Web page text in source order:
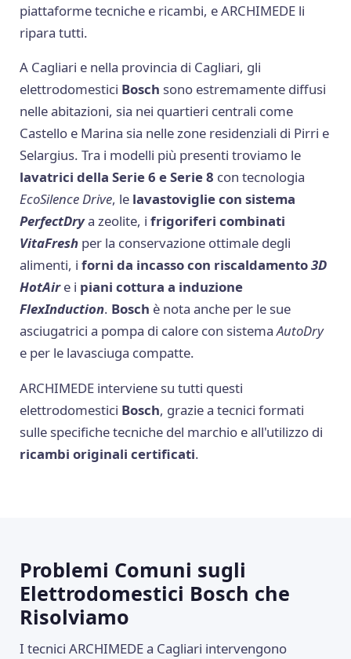
piattaforme tecniche e ricambi, e ARCHIMEDE li
ripara tutti.
A Cagliari e nella provincia di Cagliari, gli
elettrodomestici Bosch sono estremamente diffusi
nelle abitazioni, sia nei quartieri centrali come
Castello e Marina sia nelle zone residenziali di Pirri e
Selargius. Tra i modelli più presenti troviamo le
lavatrici della Serie 6 e Serie 8 con tecnologia
EcoSilence Drive, le lavastoviglie con sistema
PerfectDrya zeolite, ifrigoriferi combinati
VitaFresh per la conservazione ottimale degli
alimenti, iforni da incasso con riscaldamento3D
HotAire i piani cottura a induzione
FlexInduction. Bosch è nota anche per le sue
asciugatrici a pompa di calore con sistemaAutoDry
e per le lavasciuga compatte.
ARCHIMEDE interviene su tutti questi
elettrodomestici Bosch, grazie a tecnici formati
sulle specifiche tecniche del marchio e all'utilizzo di
ricambi originali certificati.
Problemi Comuni sugli
Elettrodomestici Bosch che
Risolviamo
I tecnici ARCHIMEDE a Cagliari intervengono